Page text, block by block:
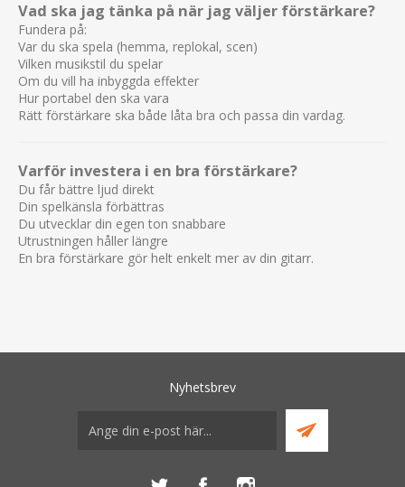
Vad ska jag tänka på när jag väljer förstärkare?
Fundera på:
Var du ska spela (hemma, replokal, scen)
Vilken musikstil du spelar
Om du vill ha inbyggda effekter
Hur portabel den ska vara
Rätt förstärkare ska både låta bra och passa din vardag.
Varför investera i en bra förstärkare?
Du får bättre ljud direkt
Din spelkänsla förbättras
Du utvecklar din egen ton snabbare
Utrustningen håller längre
En bra förstärkare gör helt enkelt mer av din gitarr.
Nyhetsbrev